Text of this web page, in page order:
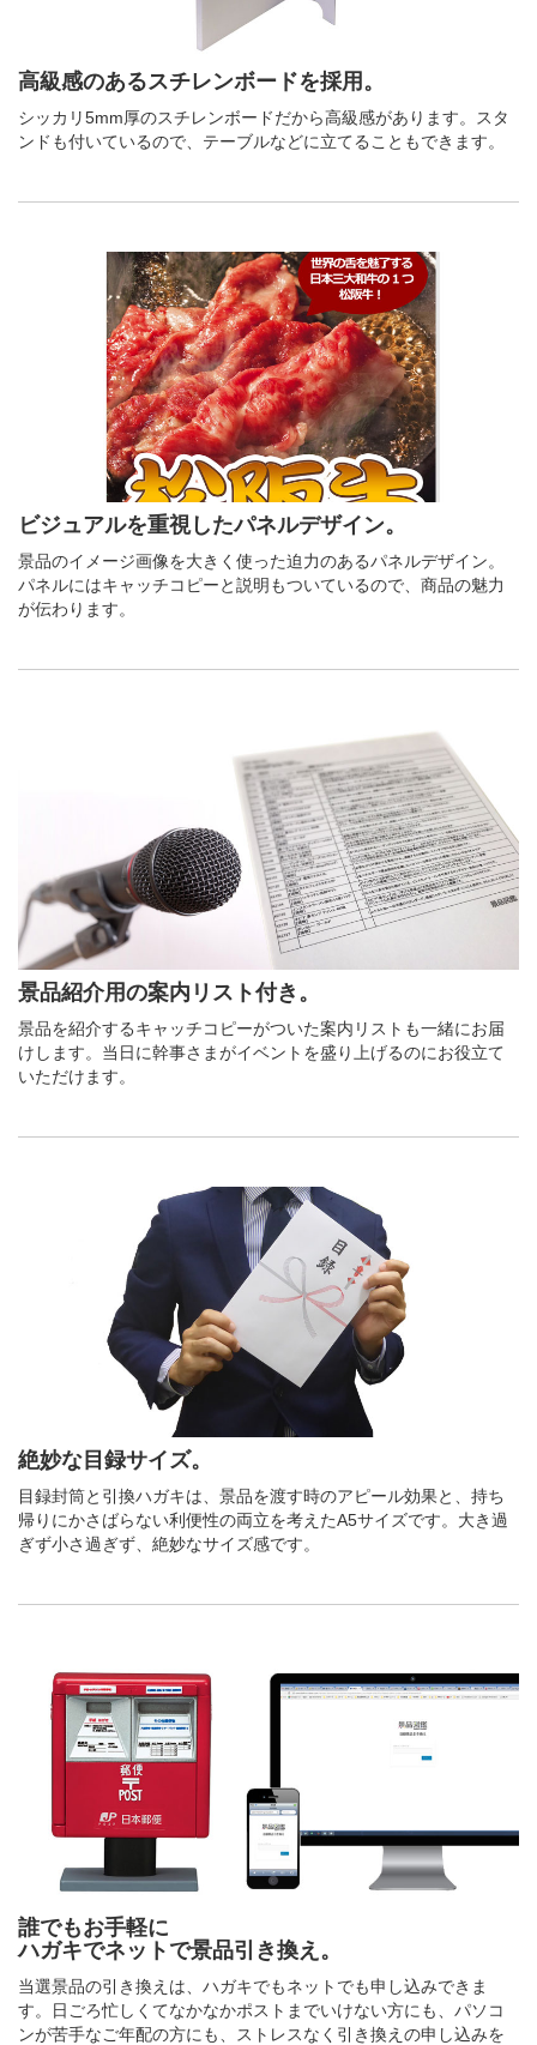
高級感のあるスチレンボードを採用。
シッカリ5mm厚のスチレンボードだから高級感があります。スタ
ンドも付いているので、テーブルなどに立てることもできます。
ビジュアルを重視したパネルデザイン。
景品のイメージ画像を大きく使った迫力のあるパネルデザイン。
パネルにはキャッチコピーと説明もついているので、商品の魅力
が伝わります。
景品紹介用の案内リスト付き。
景品を紹介するキャッチコピーがついた案内リストも一緒にお届
けします。当日に幹事さまがイベントを盛り上げるのにお役立て
いただけます。
絶妙な目録サイズ。
目録封筒と引換ハガキは、景品を渡す時のアピール効果と、持ち
帰りにかさばらない利便性の両立を考えたA5サイズです。大き過
ぎず小さ過ぎず、絶妙なサイズ感です。
誰でもお手軽に
ハガキでネットで景品引き換え。
当選景品の引き換えは、ハガキでもネットでも申し込みできま
す。日ごろ忙しくてなかなかポストまでいけない方にも、パソコ
ンが苦手なご年配の方にも、ストレスなく引き換えの申し込みを